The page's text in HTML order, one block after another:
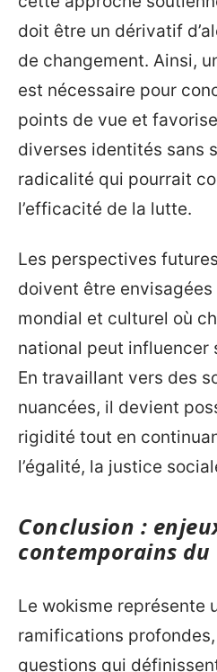
doit être un dérivatif
de changement. Ainsi,
est nécessaire pour
points de vue et
diverses identités sans
radicalité qui pourrait
l’efficacité de la lutte.
Les perspectives
doivent être envisagées
mondial et culturel où
national peut influencer
En travaillant vers des
nuancées, il devient
rigidité tout en
l’égalité, la justice
Conclusion :
contemporains du
Le wokisme représente
ramifications
questions qui